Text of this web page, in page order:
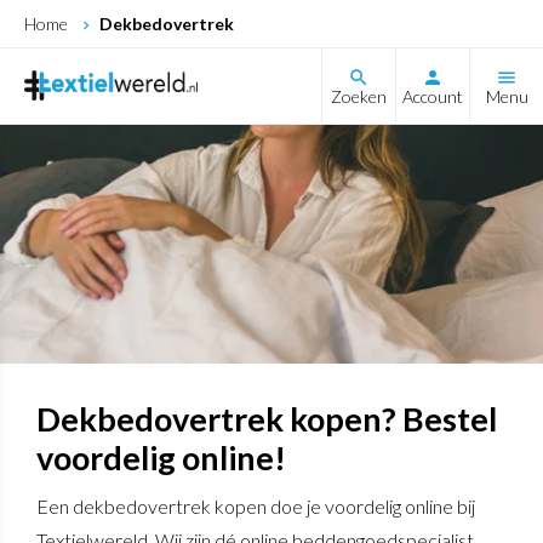
Home Dekbedovertrek
Zoeken Account Menu
Dekbedovertrek kopen? Bestel
voordelig online!
Een dekbedovertrek kopen doe je voordelig online bij